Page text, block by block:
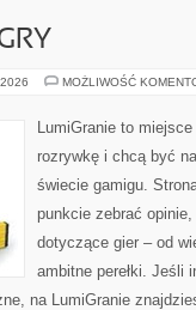
MOŻLIWOŚĆ
LumiGranie to
rozrywkę i chcą być
świecie gamigu.
punkcie zebrać
dotyczące gier – od
ambitne perełki. Jeśli
na LumiGranie